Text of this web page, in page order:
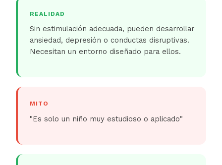
REALIDAD
Sin estimulación adecuada, pueden desarrollar
ansiedad, depresión o conductas disruptivas.
Necesitan un entorno diseñado para ellos.
MITO
"Es solo un niño muy estudioso o aplicado"